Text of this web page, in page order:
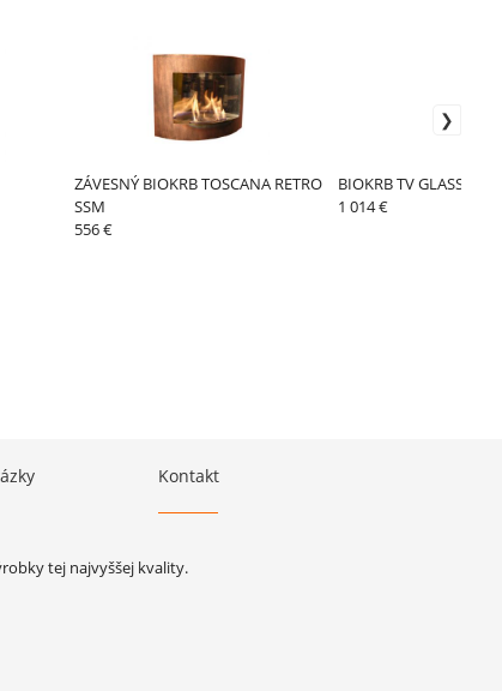
ZÁVESNÝ BIOKRB TOSCANA RETRO
SSM
556 €
BIOKRB TV GLASS 8
1 014 €
Kontakt
tej najvyššej kvality.